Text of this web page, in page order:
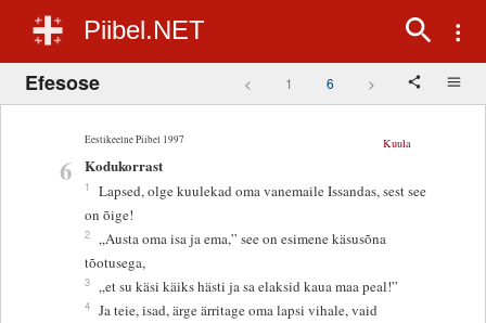
Piibel.NET
Efesose < 1 6 >
Eestikeelne Piibel 1997
6
Kuula
Kodukorrast
1
Lapsed, olge kuulekad oma vanemaile Issandas, sest see
on õige!
2 „Austa oma isa ja ema,” see on esimene käsusõna
tõotusega,
3 „et su käsi käiks hästi ja sa elaksid kaua maa peal!”
4 Ja teie, isad, ärge ärritage oma lapsi vihale, vaid